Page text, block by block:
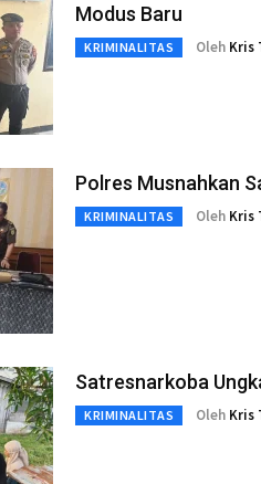
Modus Baru
KRIMINALITAS Oleh Kris
Polres Musnahkan
KRIMINALITAS Oleh Kris
Satresnarkoba
KRIMINALITAS Oleh Kris